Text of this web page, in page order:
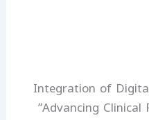
“Integration of
Advancing Clinical